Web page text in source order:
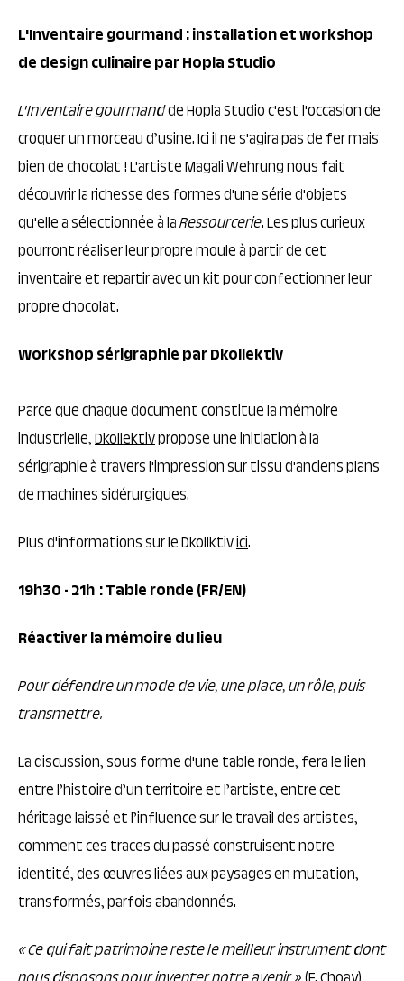
L'Inventaire gourmand : installation et workshop
de design culinaire par Hopla Studio
L'Inventaire gourmanddeHopla Studioc'est l'occasion de
croquer un morceau d’usine. Ici il ne s'agira pas de fer mais
bien de chocolat ! L'artiste Magali Wehrung nous fait
découvrir la richesse des formes d'une série d'objets
qu'elle a sélectionnée à laRessourcerie. Les plus curieux
pourront réaliser leur propre moule à partir de cet
inventaire et repartir avec un kit pour confectionner leur
propre chocolat.
Workshop sérigraphie par Dkollektiv
Parce que chaque document constitue la mémoire
industrielle,Dkollektivpropose une initiation à la
sérigraphie à travers l'impression sur tissu d'anciens plans
de machines sidérurgiques.
Plus d'informations sur le Dkollktivici.
19h30 - 21h : Table ronde (FR/EN)
Réactiver la mémoire du lieu
Pour défendre un mode de vie, une place, un rôle, puis
transmettre.
La discussion, sous forme d'une table ronde, fera le lien
entre l’histoire d’un territoire et l’artiste, entre cet
héritage laissé et l’influence sur le travail des artistes,
comment ces traces du passé construisent notre
identité, des œuvres liées aux paysages en mutation,
transformés, parfois abandonnés.
« Ce qui fait patrimoine reste le meilleur instrument dont